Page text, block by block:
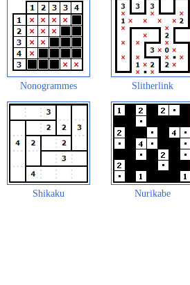
Nonogrammes Slitherlink
Shikaku Nurikabe